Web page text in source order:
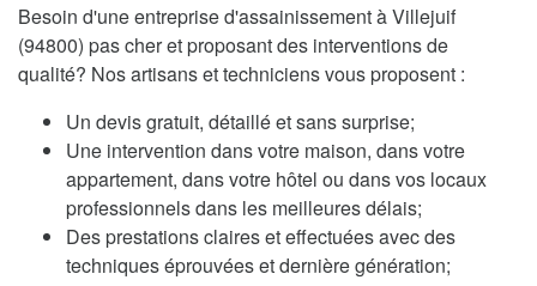
Besoin d'une entreprise d'assainissement à Villejuif
(94800) pas cher et proposant des interventions de
qualité? Nos artisans et techniciens vous proposent :
Un devis gratuit, détaillé et sans surprise;
Une intervention dans votre maison, dans votre
appartement, dans votre hôtel ou dans vos locaux
professionnels dans les meilleures délais;
Des prestations claires et effectuées avec des
techniques éprouvées et dernière génération;